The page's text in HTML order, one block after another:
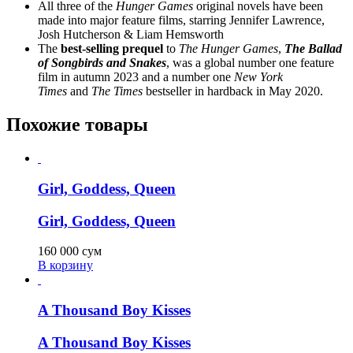
All three of the Hunger Games original novels have been
made into major feature films, starring Jennifer Lawrence,
Josh Hutcherson & Liam Hemsworth
The best-selling prequel to The Hunger Games, The Ballad
of Songbirds and Snakes, was a global number one feature
film in autumn 2023 and a number one New York
Times and The Times bestseller in hardback in May 2020.
Похожие товары
Girl, Goddess, Queen
Girl, Goddess, Queen
160 000 сум
В корзину
A Thousand Boy Kisses
A Thousand Boy Kisses